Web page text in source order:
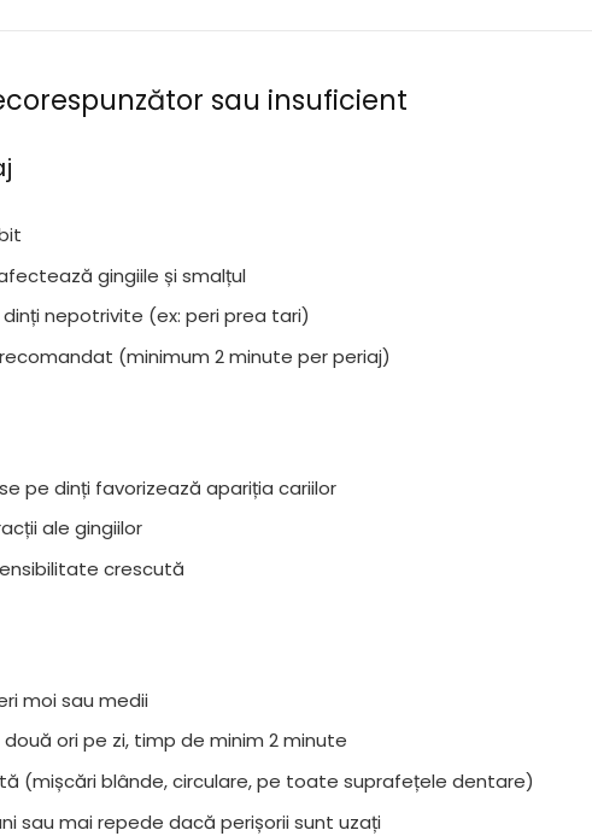
sau insuficient
gingiile și smalțul
nepotrivite (ex: peri prea tari)
(minimum 2 minute per periaj)
pe dinți favorizează apariția cariilor
ale gingiilor
crescută
moi sau medii
ori pe zi, timp de minim 2 minute
(mișcări blânde, circulare, pe toate suprafețele dentare)
sau mai repede dacă perișorii sunt uzați